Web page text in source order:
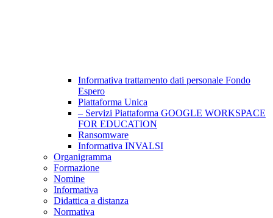
Informativa trattamento dati personale Fondo
Espero
Piattaforma Unica
– Servizi Piattaforma GOOGLE WORKSPACE
FOR EDUCATION
Ransomware
Informativa INVALSI
Organigramma
Formazione
Nomine
Informativa
Didattica a distanza
Normativa